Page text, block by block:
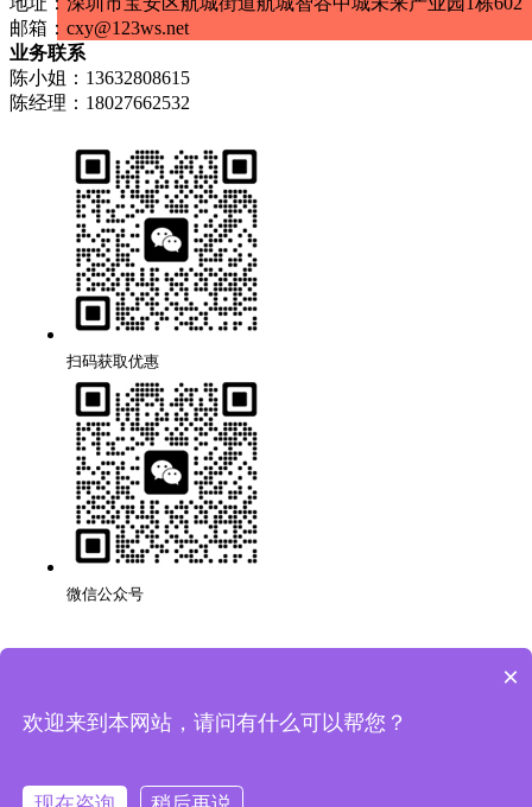
邮箱： cxy@123ws.net
业务联系
陈小姐：13632808615
陈经理：18027662532
扫码获取优惠
微信公众号
版权所有：深圳市万创科技有限公司粤ICP备14001694号
×
欢迎来到本网站，请问有什么可以帮您？